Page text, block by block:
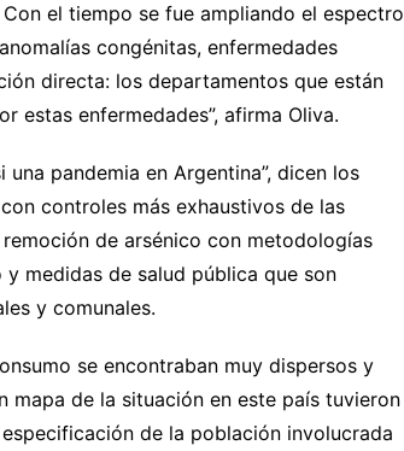
el tiempo se fue ampliando el espectro
congénitas, enfermedades
directa: los departamentos que están
estas enfermedades”, afirma Oliva.
pandemia en Argentina”, dicen los
controles más exhaustivos de las
de arsénico con metodologías
medidas de salud pública que son
y comunales.
se encontraban muy dispersos y
de la situación en este país tuvieron
de la población involucrada